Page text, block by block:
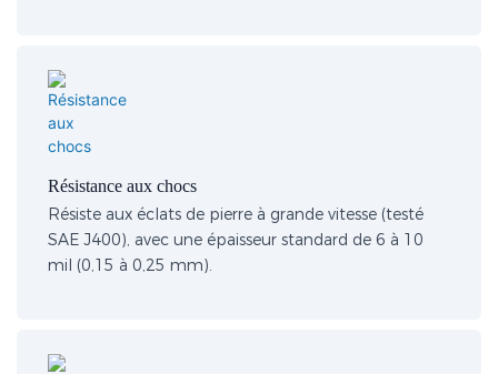
Résistance aux chocs
Résiste aux éclats de pierre à grande vitesse (testé
SAE J400), avec une épaisseur standard de 6 à 10
mil (0,15 à 0,25 mm).